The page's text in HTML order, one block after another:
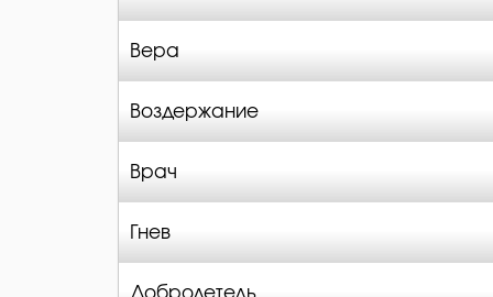
Вера
Воздержание
Врач
Гнев
Добродетель